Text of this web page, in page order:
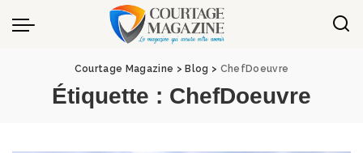
Panneau de gestion des cookies
Courtage Magazine > Blog > ChefDoeuvre
Étiquette : ChefDoeuvre